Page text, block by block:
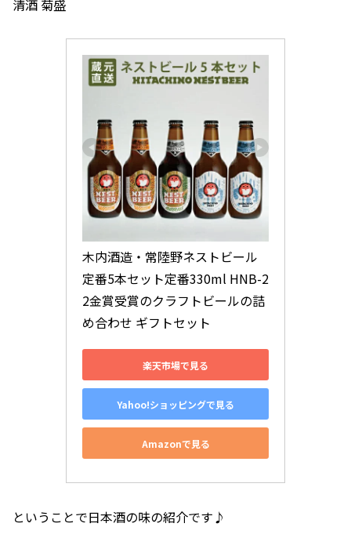
清酒 菊盛
木内酒造・常陸野ネストビール
定番5本セット定番330ml HNB-2
2金賞受賞のクラフトビールの詰
め合わせ ギフトセット
楽天市場で見る
Yahoo!ショッピングで見る
Amazonで見る
ということで日本酒の味の紹介です♪